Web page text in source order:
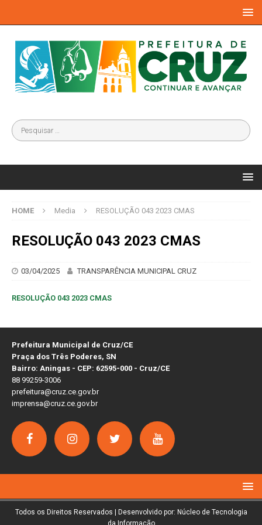
HOME Media RESOLUÇÃO 043 2023 CMAS
RESOLUÇÃO 043 2023 CMAS
03/04/2025 TRANSPARÊNCIA MUNICIPAL CRUZ
RESOLUÇÃO 043 2023 CMAS
Prefeitura Municipal de Cruz/CE
Praça dos Três Poderes, SN
Bairro: Aningas - CEP: 62595-000 - Cruz/CE
88 99259-3006
prefeitura@cruz.ce.gov.br
imprensa@cruz.ce.gov.br
Todos os Direitos Reservados | Desenvolvido por: Núcleo de Tecnologia
da Informação